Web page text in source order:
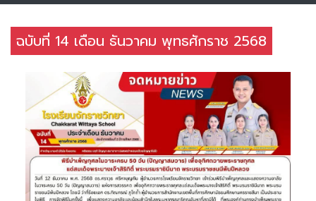
ฉบับที่ 14 เดือน ธันวาคม พุทธศักราช 2568